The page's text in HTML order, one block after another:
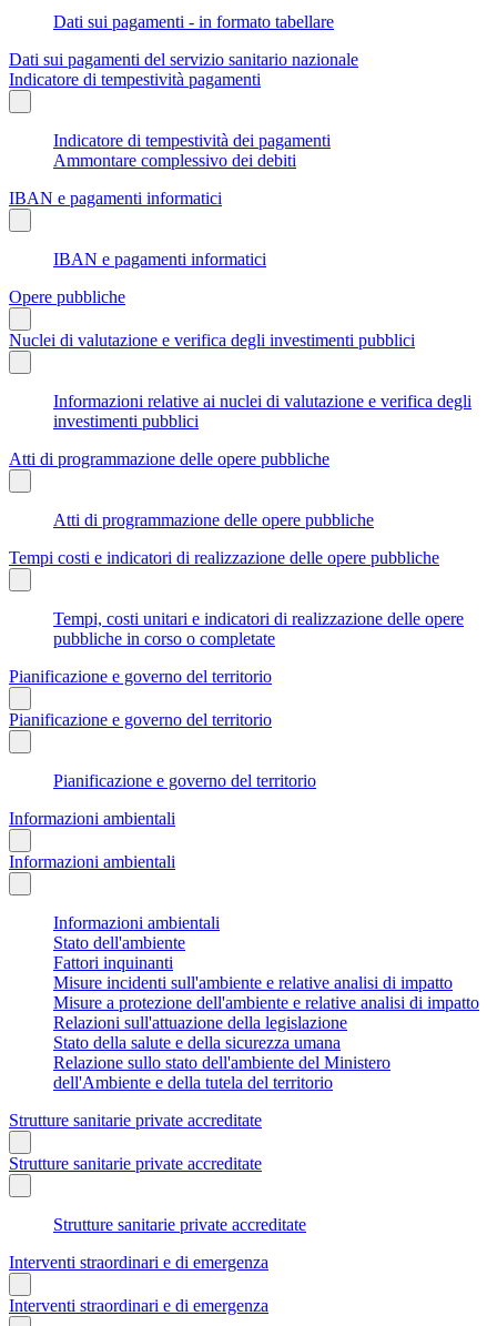
Dati sui pagamenti - in formato tabellare
Dati sui pagamenti del servizio sanitario nazionale
Indicatore di tempestività pagamenti
Indicatore di tempestività dei pagamenti
Ammontare complessivo dei debiti
IBAN e pagamenti informatici
IBAN e pagamenti informatici
Opere pubbliche
Nuclei di valutazione e verifica degli investimenti pubblici
Informazioni relative ai nuclei di valutazione e verifica degli
investimenti pubblici
Atti di programmazione delle opere pubbliche
Atti di programmazione delle opere pubbliche
Tempi costi e indicatori di realizzazione delle opere pubbliche
Tempi, costi unitari e indicatori di realizzazione delle opere
pubbliche in corso o completate
Pianificazione e governo del territorio
Pianificazione e governo del territorio
Pianificazione e governo del territorio
Informazioni ambientali
Informazioni ambientali
Informazioni ambientali
Stato dell'ambiente
Fattori inquinanti
Misure incidenti sull'ambiente e relative analisi di impatto
Misure a protezione dell'ambiente e relative analisi di impatto
Relazioni sull'attuazione della legislazione
Stato della salute e della sicurezza umana
Relazione sullo stato dell'ambiente del Ministero
dell'Ambiente e della tutela del territorio
Strutture sanitarie private accreditate
Strutture sanitarie private accreditate
Strutture sanitarie private accreditate
Interventi straordinari e di emergenza
Interventi straordinari e di emergenza